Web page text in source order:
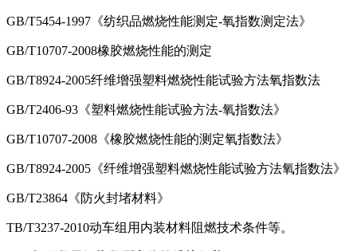
GB/T5454-1997《纺织品燃烧性能测定-氧指数测定法》
GB/T10707-2008橡胶燃烧性能的测定
GB/T8924-2005纤维增强塑料燃烧性能试验方法氧指数法
GB/T2406-93《塑料燃烧性能试验方法-氧指数法》
GB/T10707-2008《橡胶燃烧性能的测定氧指数法》
GB/T8924-2005《纤维增强塑料燃烧性能试验方法氧指数法》
GB/T23864《防火封堵材料》
TB/T3237-2010动车组用内装材料阻燃技术条件等。